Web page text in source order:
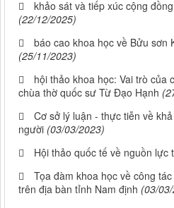
khảo sát và tiếp xúc cộng
(22/12/2025)
báo cao khoa học về Bửu sơn
(25/11/2023)
hội thảo khoa học: Vai trò của
chùa thờ quốc sư Từ Đạo Hạnh
Cơ sở lý luận - thực tiễn về
người (03/03/2023)
Hội thảo quốc tế về nguồn lực
Tọa đàm khoa học về công
trên địa bàn tỉnh Nam định (03/